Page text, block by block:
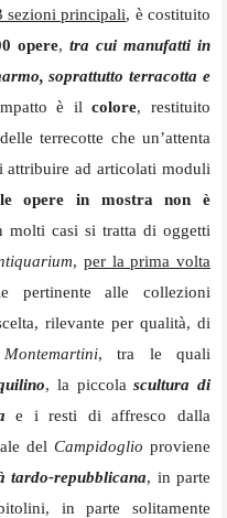
sezioni principali, è costituito
opere, tra cui manufatti in
soprattutto terracotta e
è ilcolore, restituito
terrecotte che un’attenta
attribuire ad articolati moduli
opere in mostra non è
molti casi si tratta di oggetti
, per la prima volta
pertinente alle collezioni
rilevante per qualità, di
, tra le quali
, la piccolascultura di
e i resti di affresco dalla
del Campidoglio proviene
tardo-repubblicana, in parte
in parte solitamente